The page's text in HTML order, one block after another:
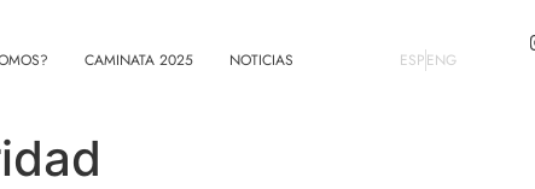
CAMINATA 2025 NOTICIAS ESPENG